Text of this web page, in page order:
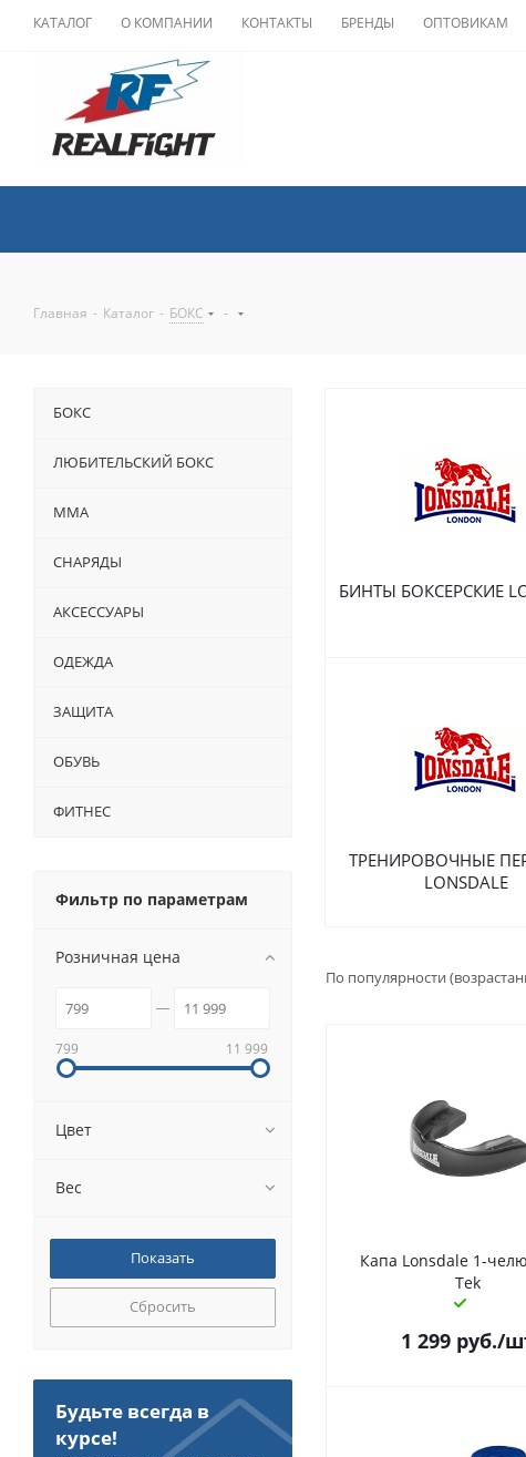
КАТАЛОГ О КОМПАНИИ КОНТАКТЫ БРЕНДЫ ОПТОВИКАМ
Главная - Каталог - БОКС -
БИНТЫ БОКСЕРСКИЕ
ТРЕНИРОВОЧНЫЕ
LONSDALE
По популярности
Капа Lonsdale 1-
Tek
1 299 руб./
БОКС
ЛЮБИТЕЛЬСКИЙ БОКС
ММА
СНАРЯДЫ
АКСЕССУАРЫ
ОДЕЖДА
ЗАЩИТА
ОБУВЬ
ФИТНЕС
Фильтр по параметрам
Розничная цена
799 11 999
Цвет
Вес
Сбросить
Будьте всегда в
курсе!